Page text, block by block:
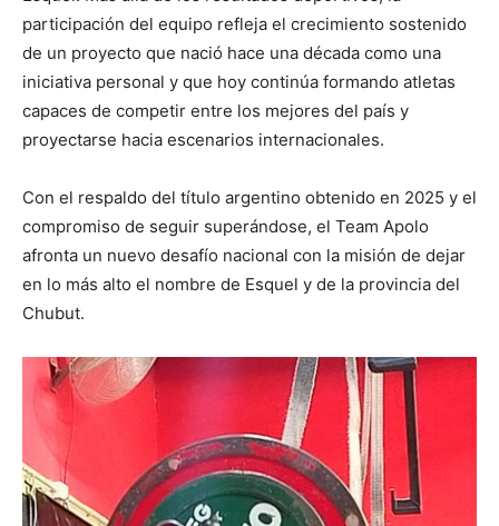
participación del equipo refleja el crecimiento sostenido
de un proyecto que nació hace una década como una
iniciativa personal y que hoy continúa formando atletas
capaces de competir entre los mejores del país y
proyectarse hacia escenarios internacionales.
Con el respaldo del título argentino obtenido en 2025 y el
compromiso de seguir superándose, el Team Apolo
afronta un nuevo desafío nacional con la misión de dejar
en lo más alto el nombre de Esquel y de la provincia del
Chubut.